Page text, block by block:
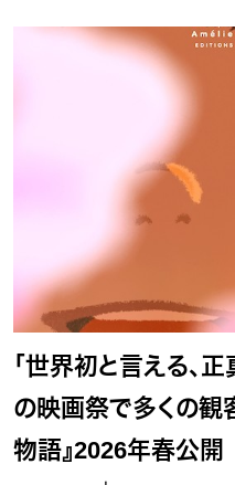
「世界初と言える、
の映画祭で多くの観
物語』2026年春公開